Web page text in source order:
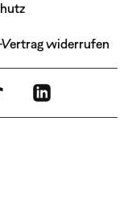
Vertrag widerrufen